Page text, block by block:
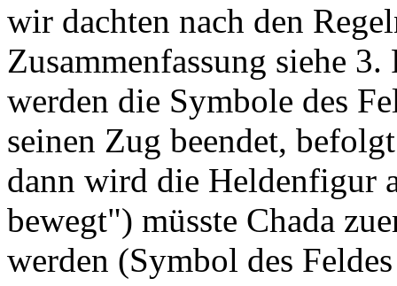
wir dachten nach den
Zusammenfassung siehe
werden die Symbole des
seinen Zug beendet,
dann wird die Heldenfigur
bewegt") müsste Chada
werden (Symbol des